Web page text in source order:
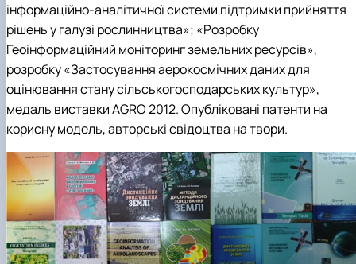
інформаційно-аналітичної системи підтримки прийняття
рішень у галузі рослинництва»; «Розробку
Геоінформаційний моніторинг земельних ресурсів»,
розробку «Застосування аерокосмічних даних для
оцінювання стану сільськогосподарських культур»,
медаль виставки AGRO 2012. Опубліковані патенти на
корисну модель, авторські свідоцтва на твори.